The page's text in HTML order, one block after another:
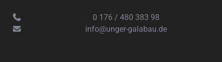
0 176 / 480 383 98
info@unger-galabau.de